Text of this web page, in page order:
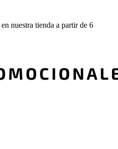
en nuestra tienda a partir de 6